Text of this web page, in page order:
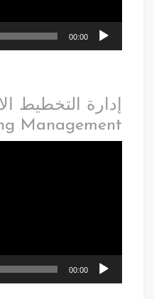
00:00
إدارة التخطيط
Management
00:00